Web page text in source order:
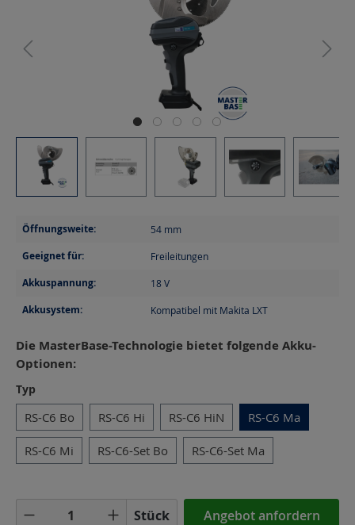
Öffnungsweite: 54 mm
Geeignet für: Freileitungen
Akkuspannung: 18 V
Akkusystem: Kompatibel mit Makita LXT
Die MasterBase-Technologie bietet folgende Akku-
Optionen:
Typ
RS-C6 Bo RS-C6 Hi RS-C6 HiN RS-C6 Ma
RS-C6 Mi RS-C6-Set Bo RS-C6-Set Ma
Produkt Anzahl: Gib den gewünschten
Stück Angebot anfordern